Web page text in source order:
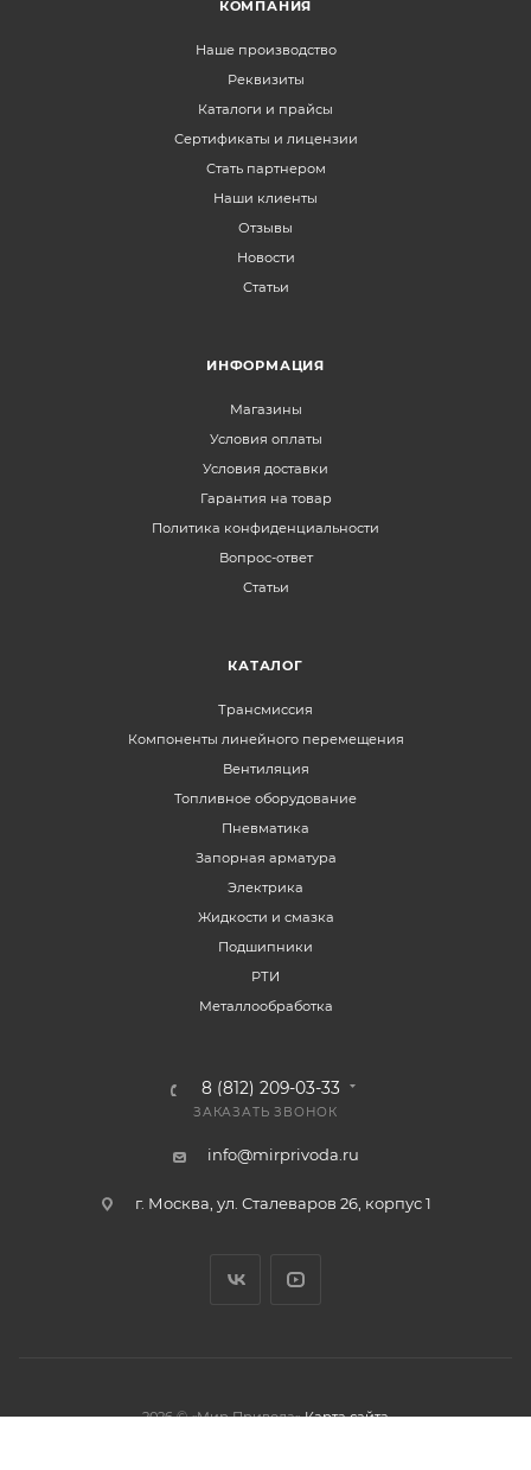
КОМПАНИЯ
Наше производство
Реквизиты
Каталоги и прайсы
Сертификаты и лицензии
Стать партнером
Наши клиенты
Отзывы
Новости
Статьи
ИНФОРМАЦИЯ
Магазины
Условия оплаты
Условия доставки
Гарантия на товар
Политика конфиденциальности
Вопрос-ответ
Статьи
КАТАЛОГ
Трансмиссия
Компоненты линейного перемещения
Вентиляция
Топливное оборудование
Пневматика
Запорная арматура
Электрика
Жидкости и смазка
Подшипники
РТИ
Металлообработка
8 (812) 209-03-33
ЗАКАЗАТЬ ЗВОНОК
info@mirprivoda.ru
г. Москва, ул. Сталеваров 26, корпус 1
2026 © «Мир Привода» Карта сайта